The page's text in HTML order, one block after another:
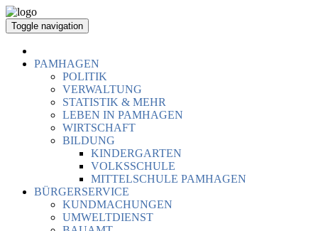
Toggle navigation
PAMHAGEN
POLITIK
VERWALTUNG
STATISTIK & MEHR
LEBEN IN PAMHAGEN
WIRTSCHAFT
BILDUNG
KINDERGARTEN
VOLKSSCHULE
MITTELSCHULE PAMHAGEN
BÜRGERSERVICE
KUNDMACHUNGEN
UMWELTDIENST